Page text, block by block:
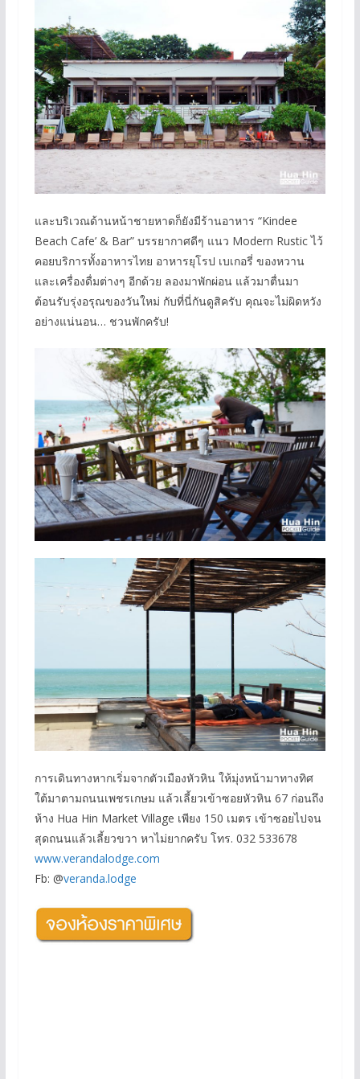
และบริเวณด้านหน้าชายหาดก็ยังมีร้านอาหาร “Kindee
Beach Cafe’ & Bar” บรรยากาศดีๆ แนว Modern Rustic ไว้
คอยบริการทั้งอาหารไทย อาหารยุโรป เบเกอรี่ ของหวาน
และเครื่องดื่มต่างๆ อีกด้วย ลองมาพักผ่อน แล้วมาตื่นมา
ต้อนรับรุ่งอรุณของวันใหม่ กับที่นี่กันดูสิครับ คุณจะไม่ผิดหวัง
อย่างแน่นอน… ชวนพักครับ!
การเดินทางหากเริ่มจากตัวเมืองหัวหิน ให้มุ่งหน้ามาทางทิศ
ใต้มาตามถนนเพชรเกษม แล้วเลี้ยวเข้าซอยหัวหิน 67 ก่อนถึง
ห้าง Hua Hin Market Village เพียง 150 เมตร เข้าซอยไปจน
สุดถนนแล้วเลี้ยวขวา หาไม่ยากครับ โทร. 032 533678
www.verandalodge.com
Fb: @veranda.lodge